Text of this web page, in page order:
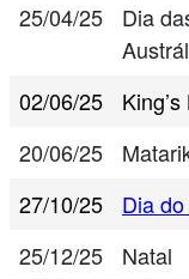
25/04/25
Dia
02/06/25
20/06/25
27/10/25
Dia
25/12/25
Natal